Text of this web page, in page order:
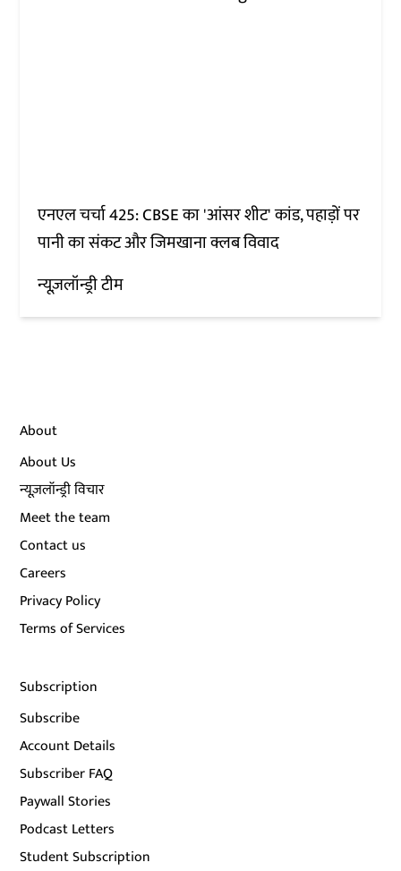
एनएल चर्चा 425: CBSE का 'आंसर शीट' कांड, पहाड़ों पर
पानी का संकट और जिमखाना क्लब विवाद
न्यूज़लॉन्ड्री टीम
About
About Us
न्यूज़लॉन्ड्री विचार
Meet the team
Contact us
Careers
Privacy Policy
Terms of Services
Subscription
Subscribe
Account Details
Subscriber FAQ
Paywall Stories
Podcast Letters
Student Subscription